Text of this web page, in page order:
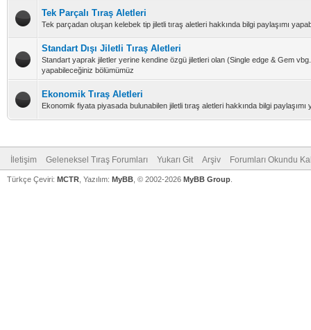
Tek Parçalı Tıraş Aletleri
Tek parçadan oluşan kelebek tip jiletli tıraş aletleri hakkında bilgi paylaşımı
Standart Dışı Jiletli Tıraş Aletleri
Standart yaprak jiletler yerine kendine özgü jiletleri olan (Single edge & Gem
yapabileceğiniz bölümümüz
Ekonomik Tıraş Aletleri
Ekonomik fiyata piyasada bulunabilen jiletli tıraş aletleri hakkında bilgi
İletişim Geleneksel Tıraş Forumları Yukarı Git Arşiv Forumları Okundu
Türkçe Çeviri: MCTR , Yazılım: MyBB , © 2002-2026 MyBB Group